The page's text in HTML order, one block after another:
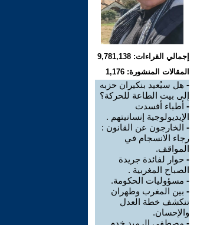
إجمالي القراءات: 9,781,138
المقالات المنشورة: 1,176
- هل سيُعيد بنكيران حزبه
إلى بيت الطاعة للحركة؟
- أطباء أفسدت
الإيديولوجية إنسانيتهم .
- الخارجون عن القانون :
رجاء الانسجام في
المواقف.
- حوار لفائدة جريدة
الصباح المغربية .
- مسؤوليات الحكومة.
- بين المغرب وطهران
تنكشف خطة العدل
والإحسان.
- مصطفى الرميد خدم